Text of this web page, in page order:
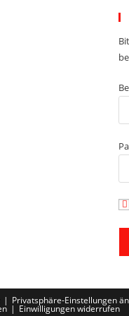
Privatsphäre-Einstellungen
Einwilligungen widerrufen